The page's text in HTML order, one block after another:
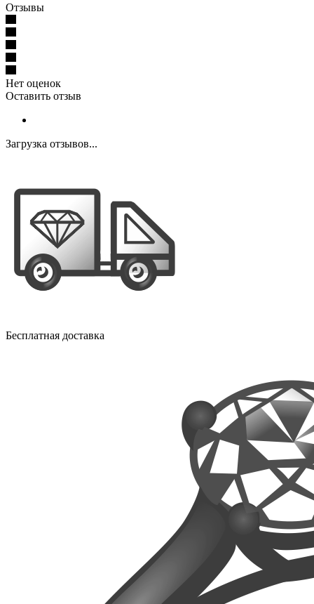
Отзывы
Нет оценок
Оставить отзыв
Загрузка отзывов...
Бесплатная доставка